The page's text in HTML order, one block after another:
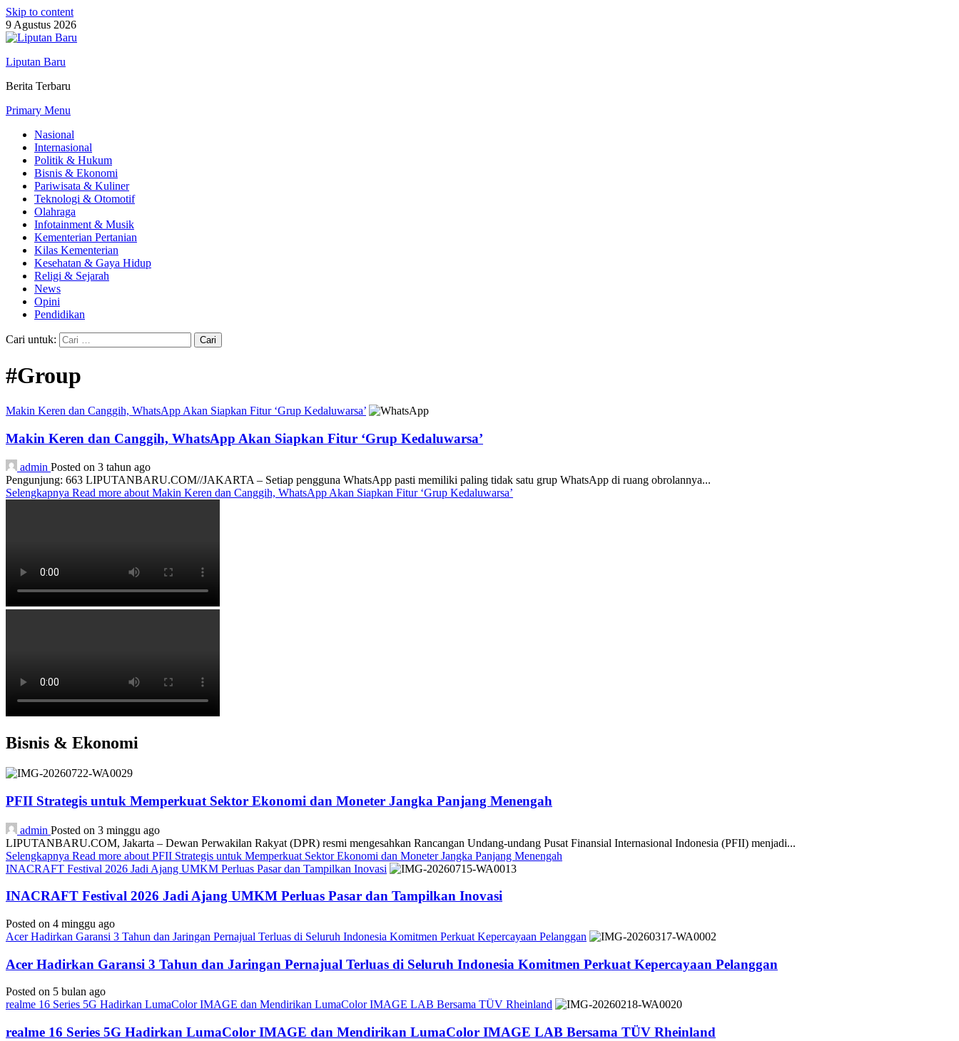
Skip to content
9 Agustus 2026
Liputan Baru
Berita Terbaru
Primary Menu
Nasional
Internasional
Politik & Hukum
Bisnis & Ekonomi
Pariwisata & Kuliner
Teknologi & Otomotif
Olahraga
Infotainment & Musik
Kementerian Pertanian
Kilas Kementerian
Kesehatan & Gaya Hidup
Religi & Sejarah
News
Opini
Pendidikan
Cari untuk:
#Group
Makin Keren dan Canggih, WhatsApp Akan Siapkan Fitur ‘Grup Kedaluwarsa’
Makin Keren dan Canggih, WhatsApp Akan Siapkan Fitur ‘Grup Kedaluwarsa’
admin Posted on 3 tahun ago
Pengunjung: 663 LIPUTANBARU.COM//JAKARTA – Setiap pengguna WhatsApp pasti memiliki paling tidak satu grup WhatsApp di ruang obrolannya...
Selengkapnya Read more about Makin Keren dan Canggih, WhatsApp Akan Siapkan Fitur ‘Grup Kedaluwarsa’
Bisnis & Ekonomi
PFII Strategis untuk Memperkuat Sektor Ekonomi dan Moneter Jangka Panjang Menengah
admin Posted on 3 minggu ago
LIPUTANBARU.COM, Jakarta – Dewan Perwakilan Rakyat (DPR) resmi mengesahkan Rancangan Undang-undang Pusat Finansial Internasional Indonesia (PFII) menjadi...
Selengkapnya Read more about PFII Strategis untuk Memperkuat Sektor Ekonomi dan Moneter Jangka Panjang Menengah
INACRAFT Festival 2026 Jadi Ajang UMKM Perluas Pasar dan Tampilkan Inovasi
INACRAFT Festival 2026 Jadi Ajang UMKM Perluas Pasar dan Tampilkan Inovasi
Posted on 4 minggu ago
Acer Hadirkan Garansi 3 Tahun dan Jaringan Pernajual Terluas di Seluruh Indonesia Komitmen Perkuat Kepercayaan Pelanggan
Acer Hadirkan Garansi 3 Tahun dan Jaringan Pernajual Terluas di Seluruh Indonesia Komitmen Perkuat Kepercayaan Pelanggan
Posted on 5 bulan ago
realme 16 Series 5G Hadirkan LumaColor IMAGE dan Mendirikan LumaColor IMAGE LAB Bersama TÜV Rheinland
realme 16 Series 5G Hadirkan LumaColor IMAGE dan Mendirikan LumaColor IMAGE LAB Bersama TÜV Rheinland